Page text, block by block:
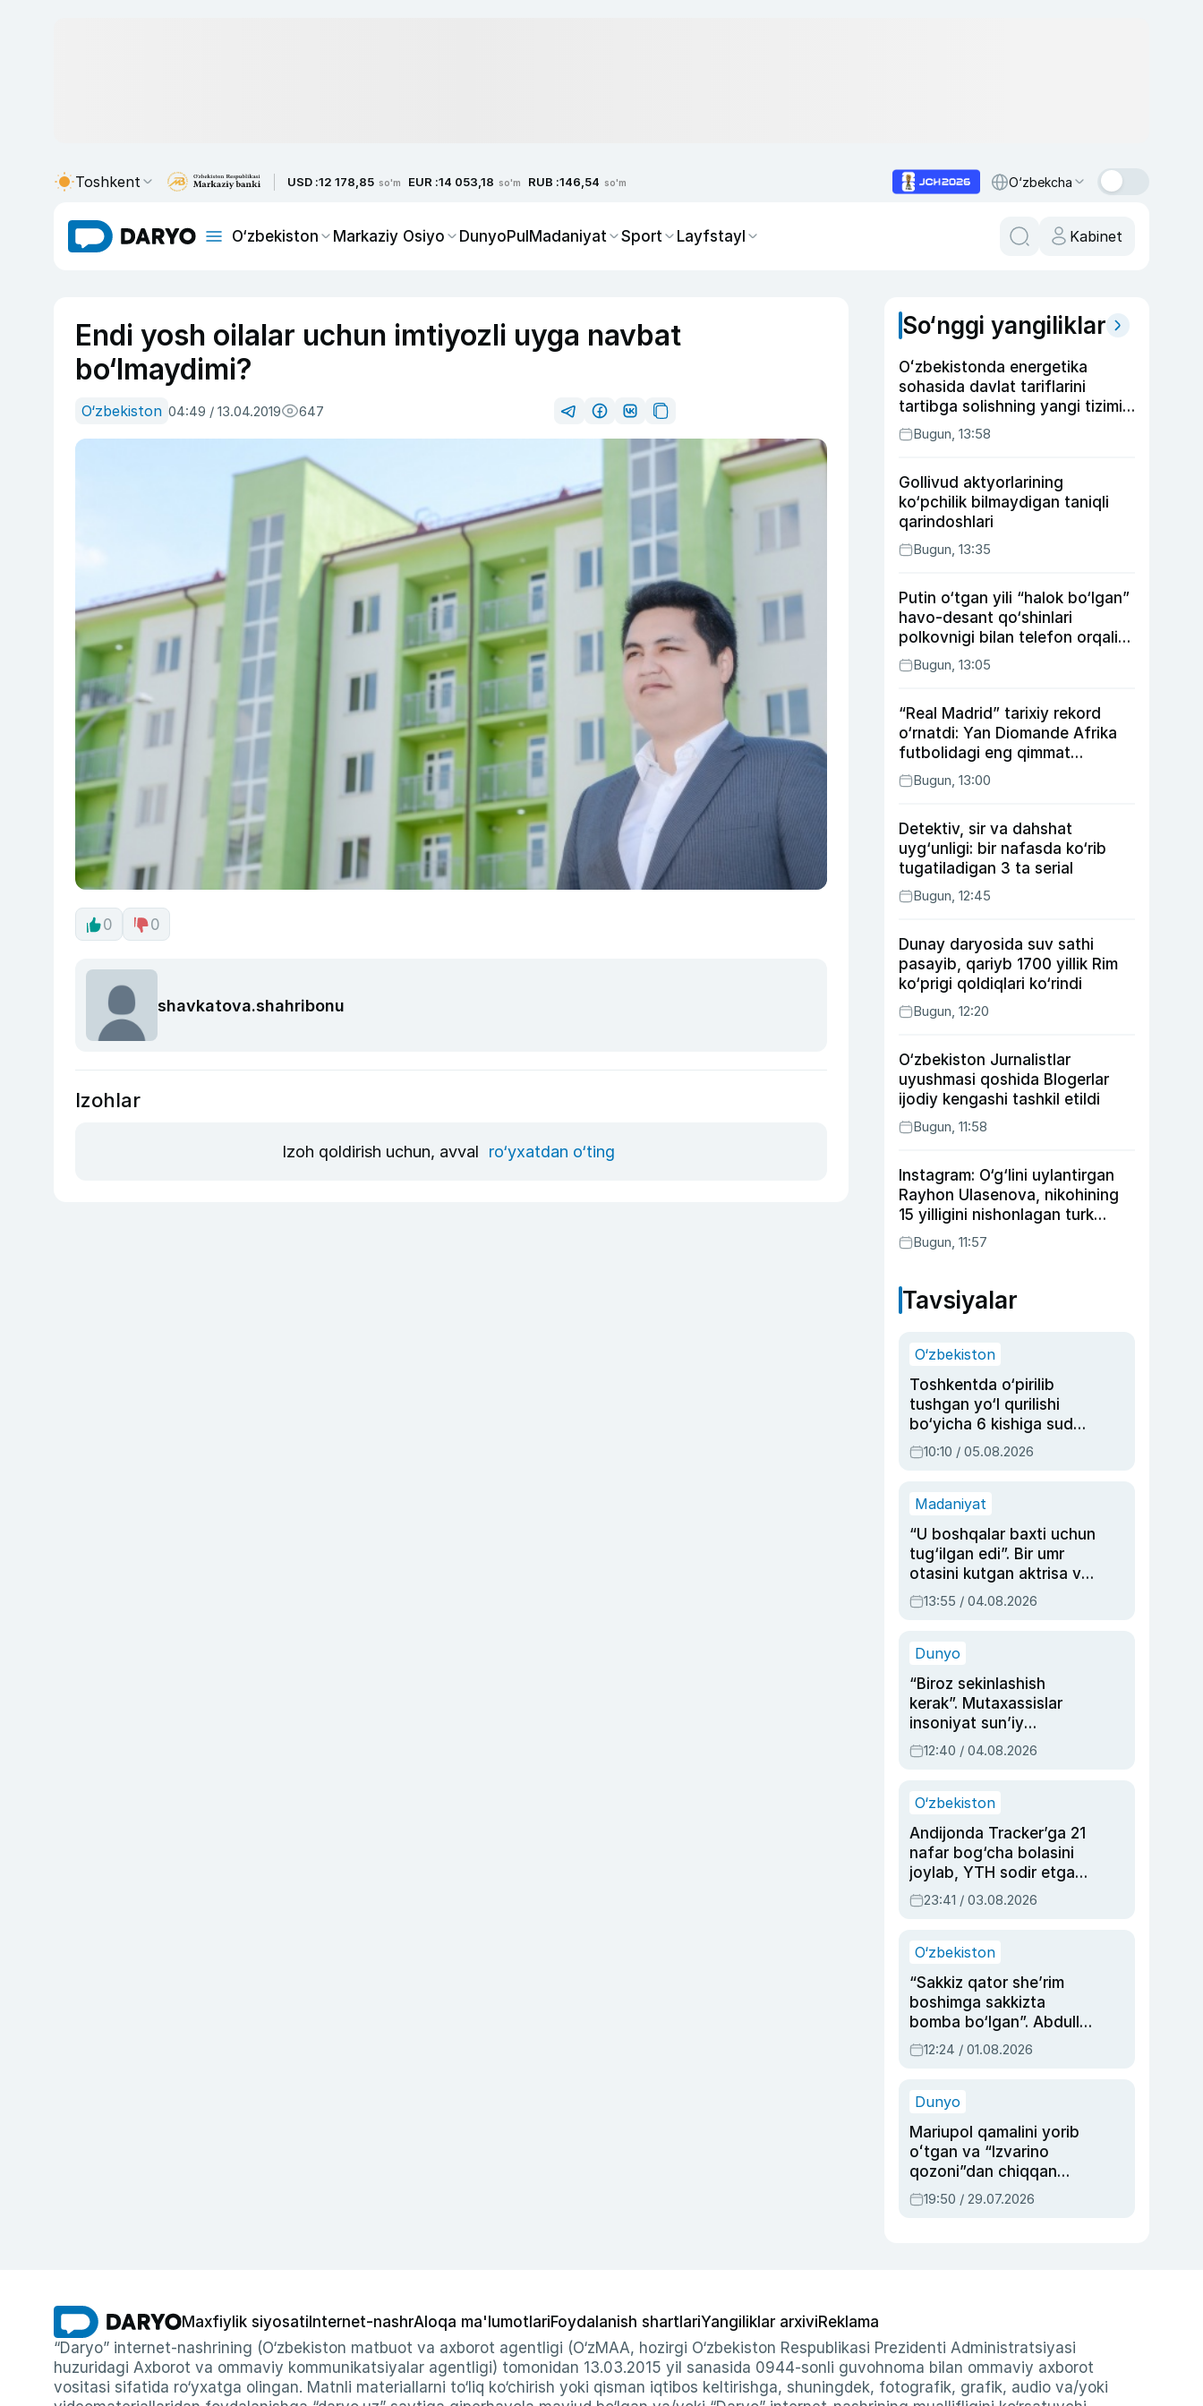
Toshkent USD :12 178,85 so'm EUR :14 053,18 so'm RUB :146,54 so'm O‘zbekcha
O‘zbekiston Markaziy Osiyo DunyoPulMadaniyat Sport Layfstayl Kabinet
Endi yosh oilalar uchun imtiyozli uyga navbat
bo‘lmaydimi?
O‘zbekiston 04:49 / 13.04.2019 647
0 0
shavkatova.shahribonu
Izohlar
Izoh qoldirish uchun, avval ro‘yxatdan o‘ting
So‘nggi yangiliklar
Oʻzbekistonda energetika
sohasida davlat tariflarini
tartibga solishning yangi tizimi
joriy etildi
Bugun, 13:58
Gollivud aktyorlarining
ko‘pchilik bilmaydigan taniqli
qarindoshlari
Bugun, 13:35
Putin o‘tgan yili “halok bo‘lgan”
havo-desant qo‘shinlari
polkovnigi bilan telefon orqali
suhbatlashdi
Bugun, 13:05
“Real Madrid” tarixiy rekord
o‘rnatdi: Yan Diomande Afrika
futbolidagi eng qimmat
transferga aylandi
Bugun, 13:00
Detektiv, sir va dahshat
uyg‘unligi: bir nafasda ko‘rib
tugatiladigan 3 ta serial
Bugun, 12:45
Dunay daryosida suv sathi
pasayib, qariyb 1700 yillik Rim
ko‘prigi qoldiqlari ko‘rindi
Bugun, 12:20
O‘zbekiston Jurnalistlar
uyushmasi qoshida Blogerlar
ijodiy kengashi tashkil etildi
Bugun, 11:58
Instagram: O‘g‘lini uylantirgan
Rayhon Ulasenova, nikohining
15 yilligini nishonlagan turk
aktyorlari va Kamelot qasriga
sayohat qilgan Zebo Rahimova
Bugun, 11:57
Tavsiyalar
O‘zbekiston
Toshkentda o‘pirilib
tushgan yo‘l qurilishi
bo‘yicha 6 kishiga sud
hukmi o‘qildi
10:10 / 05.08.2026
Madaniyat
“U boshqalar baxti uchun
tug‘ilgan edi”. Bir umr
otasini kutgan aktrisa va
dublyaj ustasi Rimma
Ahmedovaning
13:55 / 04.08.2026
Dunyo
“Biroz sekinlashish
kerak”. Mutaxassislar
insoniyat sun’iy
intellektni boshqara
olmay qolishidan xavotir
12:40 / 04.08.2026
O‘zbekiston
Andijonda Tracker’ga 21
nafar bog‘cha bolasini
joylab, YTH sodir etgan
ayolga sud hukmi o‘qildi
23:41 / 03.08.2026
O‘zbekiston
“Sakkiz qator she’rim
boshimga sakkizta
bomba bo‘lgan”. Abdulla
Oripovni siyosiy
ayblovlardan asrab
12:24 / 01.08.2026
Dunyo
Mariupol qamalini yorib
oʻtgan va “Izvarino
qozoni”dan chiqqan
qahramon — Ukraina
armiyasi bosh
19:50 / 29.07.2026
Maxfiylik siyosati Internet-nashrAloqa ma'lumotlariFoydalanish shartlariYangiliklar arxiviReklama
“Daryo” internet-nashrining (O‘zbekiston matbuot va axborot agentligi (O‘zMAA, hozirgi O‘zbekiston Respublikasi Prezidenti Administratsiyasi
huzuridagi Axborot va ommaviy kommunikatsiyalar agentligi) tomonidan 13.03.2015 yil sanasida 0944-sonli guvohnoma bilan ommaviy axborot
vositasi sifatida ro‘yxatga olingan. Matnli materiallarni to‘liq ko‘chirish yoki qisman iqtibos keltirishga, shuningdek, fotografik, grafik, audio va/yoki